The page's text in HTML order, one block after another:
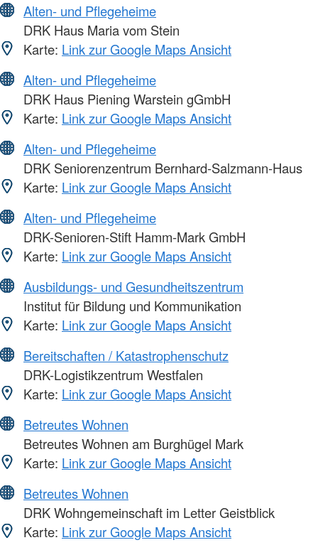
Alten- und Pflegeheime
DRK Haus Maria vom Stein
Karte: Link zur Google Maps Ansicht
Alten- und Pflegeheime
DRK Haus Piening Warstein gGmbH
Karte: Link zur Google Maps Ansicht
Alten- und Pflegeheime
DRK Seniorenzentrum Bernhard-Salzmann-Haus
Karte: Link zur Google Maps Ansicht
Alten- und Pflegeheime
DRK-Senioren-Stift Hamm-Mark GmbH
Karte: Link zur Google Maps Ansicht
Ausbildungs- und Gesundheitszentrum
Institut für Bildung und Kommunikation
Karte: Link zur Google Maps Ansicht
Bereitschaften / Katastrophenschutz
DRK-Logistikzentrum Westfalen
Karte: Link zur Google Maps Ansicht
Betreutes Wohnen
Betreutes Wohnen am Burghügel Mark
Karte: Link zur Google Maps Ansicht
Betreutes Wohnen
DRK Wohngemeinschaft im Letter Geistblick
Karte: Link zur Google Maps Ansicht